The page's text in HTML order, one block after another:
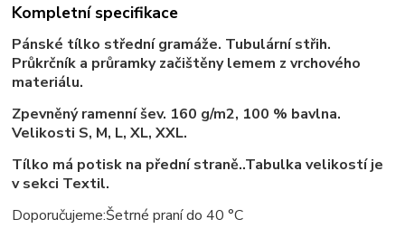
Kompletní specifikace
Pánské tílko střední gramáže. Tubulární střih.
Průkrčník a průramky začištěny lemem z vrchového
materiálu.
Zpevněný ramenní šev. 160 g/m2, 100 % bavlna.
Velikosti S, M, L, XL, XXL.
Tílko má potisk na přední straně..Tabulka velikostí je
v sekci Textil.
Doporučujeme:Šetrné praní do 40 °C